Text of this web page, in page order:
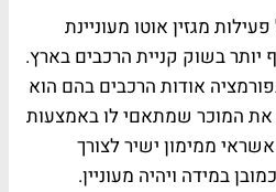
מגזין אוטו מעוניינת
בשוק קניית הרכבים בארץ.
אודות הרכבים בהם הוא
את המוכר שמתאםי לו באמצעות
ממימון ישיר לצורך
במידה ויהיה מעוניין.